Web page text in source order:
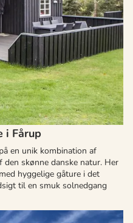
i Fårup
en unik kombination af
skønne danske natur. Her
hyggelige gåture i det
til en smuk solnedgang